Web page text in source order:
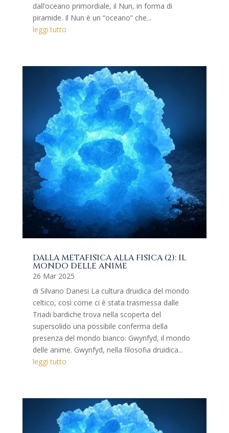
dall’oceano primordiale, il Nun, in forma di
piramide. Il Nun è un “oceano” che...
leggi tutto
DALLA METAFISICA ALLA FISICA (2): IL
MONDO DELLE ANIME
26 Mar 2025
di Silvano Danesi La cultura druidica del mondo
celtico, così come ci è stata trasmessa dalle
Triadi bardiche trova nella scoperta del
supersolido una possibile conferma della
presenza del mondo bianco: Gwynfyd, il mondo
delle anime. Gwynfyd, nella filosofia druidica...
leggi tutto